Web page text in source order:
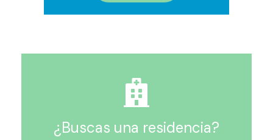
¿Buscas una residencia?